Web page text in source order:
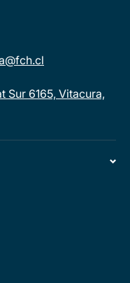
Sur 6165, Vitacura,